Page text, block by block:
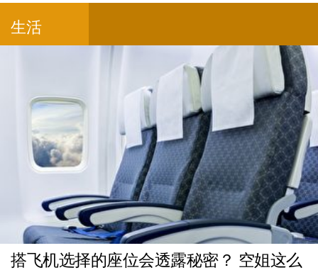
生活
搭飞机选择的座位会透露秘密？ 空姐这么